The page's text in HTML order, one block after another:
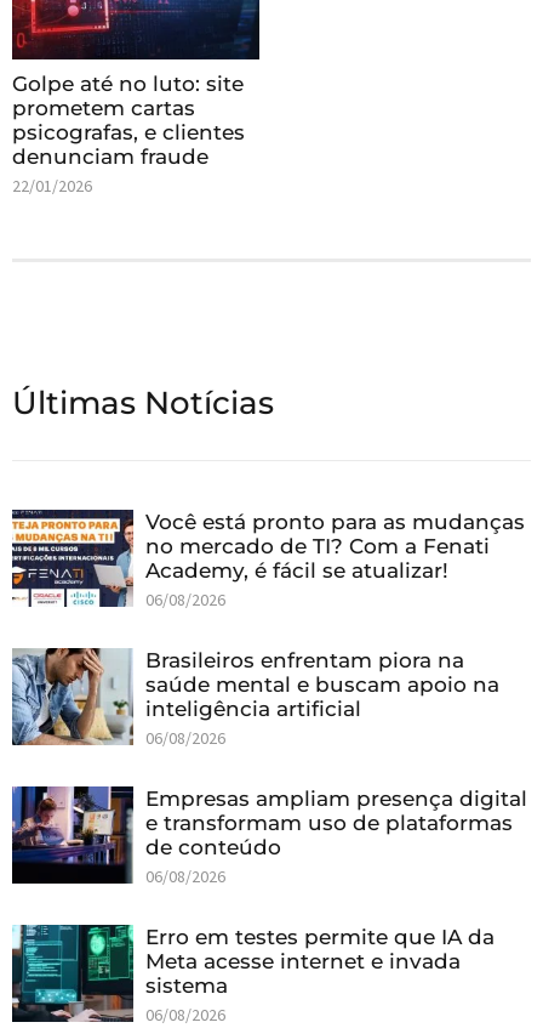
Golpe até no luto: site
prometem cartas
psicografas, e clientes
denunciam fraude
22/01/2026
Últimas Notícias
Você está pronto para as mudanças
no mercado de TI? Com a Fenati
Academy, é fácil se atualizar!
06/08/2026
Brasileiros enfrentam piora na
saúde mental e buscam apoio na
inteligência artificial
06/08/2026
Empresas ampliam presença digital
e transformam uso de plataformas
de conteúdo
06/08/2026
Erro em testes permite que IA da
Meta acesse internet e invada
sistema
06/08/2026